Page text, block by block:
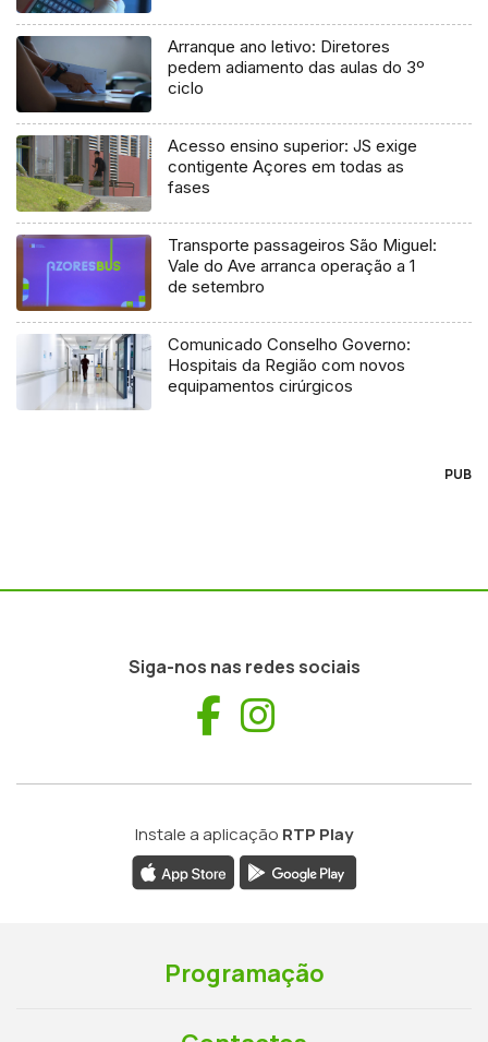
Arranque ano letivo: Diretores
pedem adiamento das aulas do 3º
ciclo
Acesso ensino superior: JS exige
contigente Açores em todas as
fases
Transporte passageiros São Miguel:
Vale do Ave arranca operação a 1
de setembro
Comunicado Conselho Governo:
Hospitais da Região com novos
equipamentos cirúrgicos
PUB
Siga-nos nas redes sociais
Facebook
Instale a aplicação RTP Play
Programação